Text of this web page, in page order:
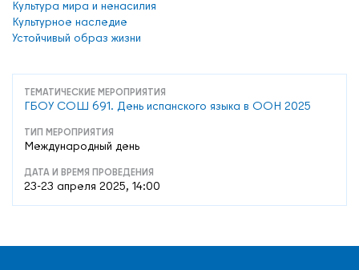
Культура мира и ненасилия
Культурное наследие
Устойчивый образ жизни
ТЕМАТИЧЕСКИЕ МЕРОПРИЯТИЯ
ГБОУ СОШ 691. День испанского языка в ООН 2025
ТИП МЕРОПРИЯТИЯ
Международный день
ДАТА И ВРЕМЯ ПРОВЕДЕНИЯ
23-23 апреля 2025, 14:00